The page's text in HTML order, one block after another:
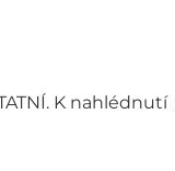
K nahlédnutí